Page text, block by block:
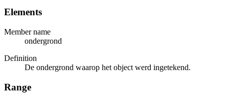
Elements
Member name
ondergrond
Definition
De ondergrond waarop het object werd ingetekend.
Range